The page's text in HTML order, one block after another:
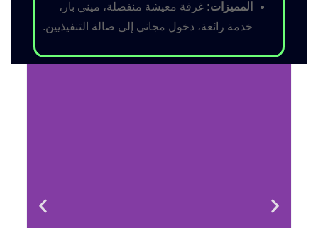
المميزات: غرفة معيشة منفصلة، ميني بار،
خدمة رائعة، دخول مجاني إلى صالة التنفيذيين.